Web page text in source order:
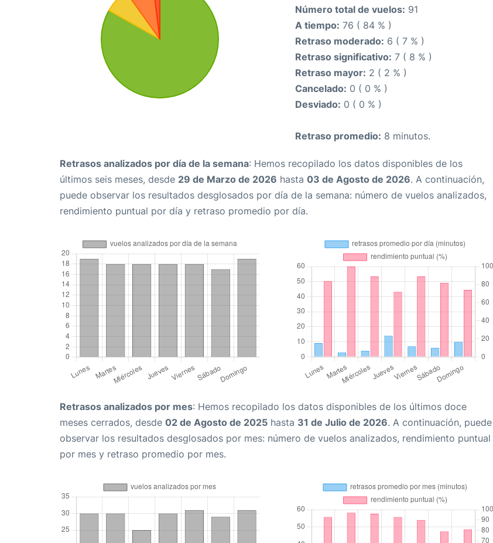
Número total de vuelos: 91
A tiempo: 76 ( 84 % )
Retraso moderado: 6 ( 7 % )
Retraso significativo: 7 ( 8 % )
Retraso mayor: 2 ( 2 % )
Cancelado: 0 ( 0 % )
Desviado: 0 ( 0 % )
Retraso promedio: 8 minutos.
Retrasos analizados por día de la semana: Hemos recopilado los datos disponibles de los
últimos seis meses, desde 29 de Marzo de 2026 hasta 03 de Agosto de 2026. A continuación,
puede observar los resultados desglosados por día de la semana: número de vuelos analizados,
rendimiento puntual por día y retraso promedio por día.
Retrasos analizados por mes: Hemos recopilado los datos disponibles de los últimos doce
meses cerrados, desde 02 de Agosto de 2025 hasta 31 de Julio de 2026. A continuación, puede
observar los resultados desglosados por mes: número de vuelos analizados, rendimiento puntual
por mes y retraso promedio por mes.